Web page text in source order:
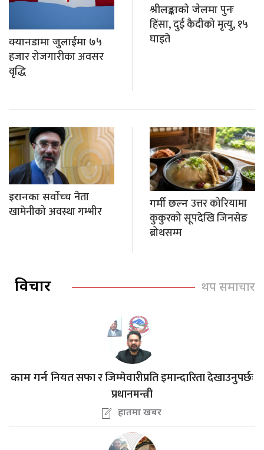
क्यानडामा जुलाईमा ७५
हजार रोजगारीका अवसर
वृद्धि
श्रीलङ्काको जेलमा पुनः
हिंसा, दुई कैदीको मृत्यु, १५
घाइते
इरानका सर्वोच्च नेता
खामेनीको अवस्था गम्भीर
गर्मी छल्न उत्तर कोरियामा
कुकुरको सूपदेखि जिनसेङ
ब्रोथसम्म
विचार थप समाचार
काम गर्न नियत सफा र जिम्मेवारीप्रति इमान्दारिता देखाउनुपर्छः
प्रधानमन्त्री
हातमा खबर